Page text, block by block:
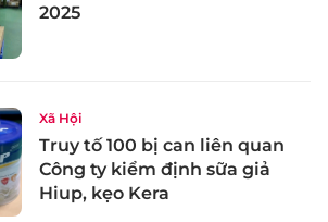
2025
Xã Hội
Truy tố 100 bị can liên quan
Công ty kiểm định sữa giả
Hiup, kẹo Kera